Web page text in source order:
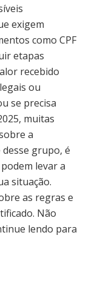
exigem
como CPF
etapas
recebido
ou
se precisa
muitas
a
desse grupo, é
levar a
situação.
as regras e
Não
lendo para